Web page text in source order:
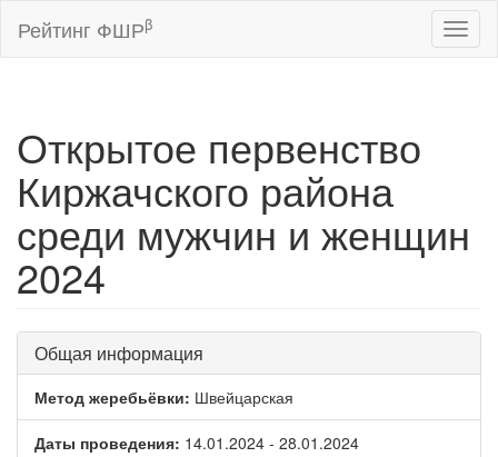
Рейтинг ФШРβ
Открытое первенство
Киржачского района
среди мужчин и женщин
2024
Общая информация
Метод жеребьёвки: Швейцарская
Даты проведения: 14.01.2024 - 28.01.2024